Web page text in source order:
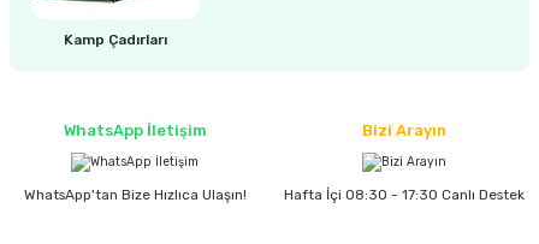
Kamp Çadırları
WhatsApp İletişim
WhatsApp'tan Bize Hızlıca Ulaşın!
Bizi Arayın
Hafta İçi 08:30 - 17:30 Canlı Destek